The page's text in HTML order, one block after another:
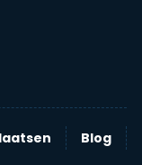
Blog